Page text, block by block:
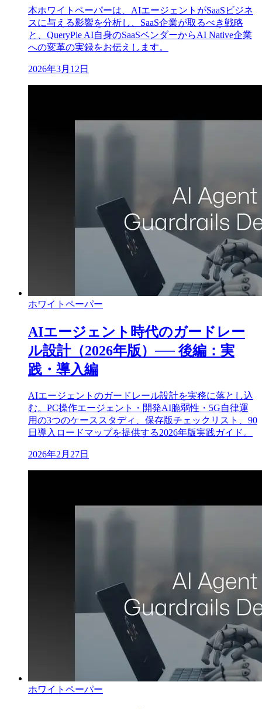
本ホワイトペーパーは、AIエージェントがSaaSビジネ
スに与える影響を分析し、SaaS企業が取るべき戦略
と、QueryPie AI自身のSaaSベンダーからAI Native企業
への変革の実録をお伝えします。
2026年3月12日
ホワイトペーパー
AIエージェント時代のガードレー
ル設計（2026年版）── 後編：実
践・導入編
AIエージェントのガードレール設計を実務に落とし込
む。PC操作エージェント・開発AI脆弱性・5G自律運
用の3つのケーススタディ、保存版チェックリスト、90
日導入ロードマップを提供する2026年版実践ガイド。
2026年2月27日
ホワイトペーパー